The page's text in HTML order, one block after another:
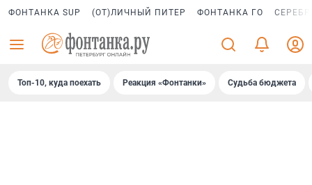
ФОНТАНКА SUP (ОТ)ЛИЧНЫЙ ПИТЕР ФОНТАНКА ГО
Топ-10, куда поехать Реакция «Фонтанки» Судьба бюджета